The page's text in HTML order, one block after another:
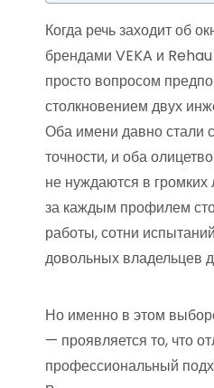
Когда речь заходит об
брендами VEKA и
просто вопросом
столкновением двух
Оба имени давно стали
точности, и оба
не нуждаются в громких
за каждым профилем
работы, сотни
довольных владельцев
Но именно в этом
— проявляется то, что
профессиональный